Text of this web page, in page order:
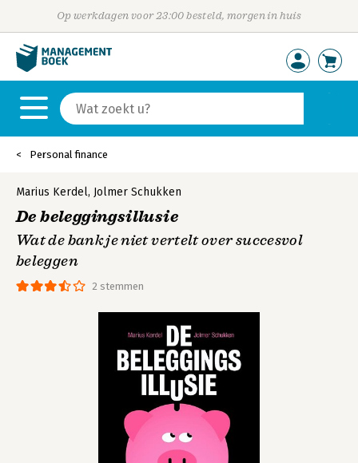
Op werkdagen voor 23:00 besteld, morgen in huis
Personal finance
2 stemmen
Marius Kerdel, Jolmer Schukken
De beleggingsillusie
Wat de bank je niet vertelt over succesvol
beleggen